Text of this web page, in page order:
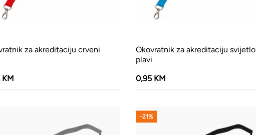
za akreditaciju crveni
Okovratnik za akreditaciju svijetlo
plavi
0,95 KM
-21%